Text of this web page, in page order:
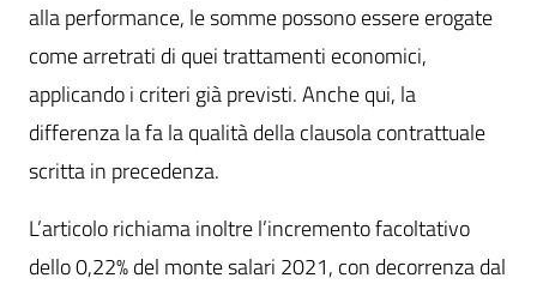
alla performance, le somme possono essere erogate
come arretrati di quei trattamenti economici,
applicando i criteri già previsti. Anche qui, la
differenza la fa la qualità della clausola contrattuale
scritta in precedenza.
L’articolo richiama inoltre l’incremento facoltativo
dello 0,22% del monte salari 2021, con decorrenza dal